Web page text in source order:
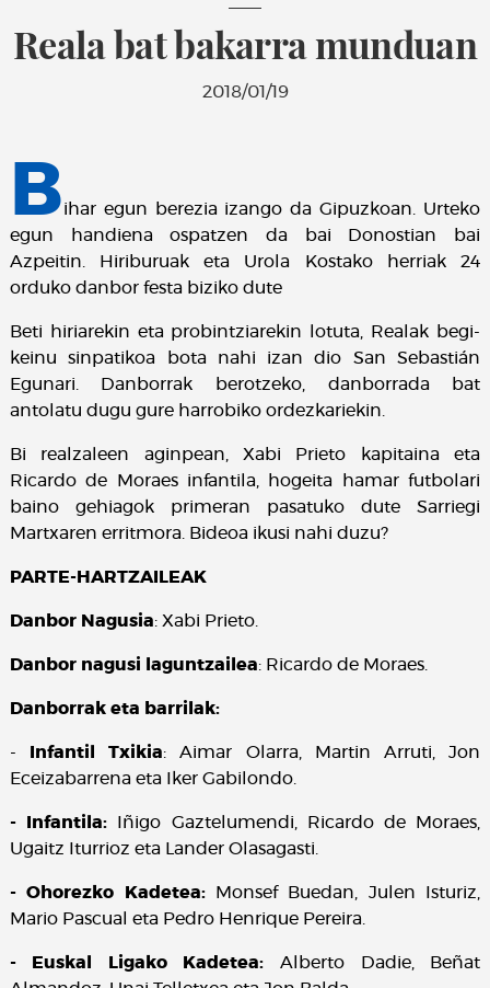
Reala bat bakarra munduan
2018/01/19
Bihar egun berezia izango da Gipuzkoan. Urteko
egun handiena ospatzen da bai Donostian bai
Azpeitin. Hiriburuak eta Urola Kostako herriak 24
orduko danbor festa biziko dute
Beti hiriarekin eta probintziarekin lotuta, Realak begi-
keinu sinpatikoa bota nahi izan dio San Sebastián
Egunari. Danborrak berotzeko, danborrada bat
antolatu dugu gure harrobiko ordezkariekin.
Bi realzaleen aginpean, Xabi Prieto kapitaina eta
Ricardo de Moraes infantila, hogeita hamar futbolari
baino gehiagok primeran pasatuko dute Sarriegi
Martxaren erritmora. Bideoa ikusi nahi duzu?
PARTE-HARTZAILEAK
Danbor Nagusia: Xabi Prieto.
Danbor nagusi laguntzailea: Ricardo de Moraes.
Danborrak eta barrilak:
- Infantil Txikia: Aimar Olarra, Martin Arruti, Jon
Eceizabarrena eta Iker Gabilondo.
- Infantila: Iñigo Gaztelumendi, Ricardo de Moraes,
Ugaitz Iturrioz eta Lander Olasagasti.
- Ohorezko Kadetea:Monsef Buedan, Julen Isturiz,
Mario Pascual eta Pedro Henrique Pereira.
- Euskal Ligako Kadetea: Alberto Dadie, Beñat